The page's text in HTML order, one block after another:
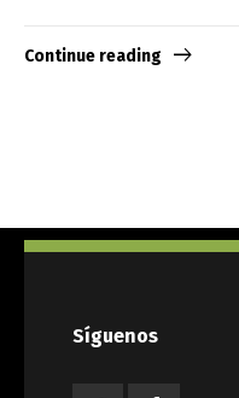
Continue reading
Síguenos